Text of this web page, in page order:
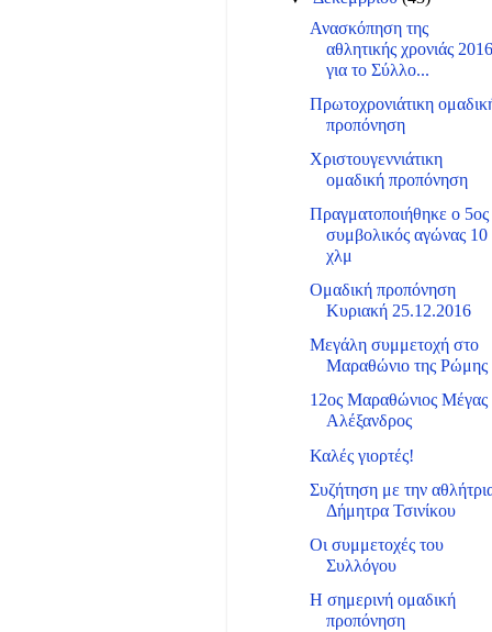
Ανασκόπηση της
αθλητικής χρονιάς
για το Σύλλο...
Πρωτοχρονιάτικη
προπόνηση
Χριστουγεννιάτικη
ομαδική προπόνηση
Πραγματοποιήθηκε ο 5ος
συμβολικός αγώνας 10
χλμ
Ομαδική προπόνηση
Κυριακή 25.12.2016
Μεγάλη συμμετοχή στο
Μαραθώνιο της Ρώμης
12ος Μαραθώνιος Μέγας
Αλέξανδρος
Καλές γιορτές!
Συζήτηση με την
Δήμητρα Τσινίκου
Οι συμμετοχές του
Συλλόγου
Η σημερινή ομαδική
προπόνηση